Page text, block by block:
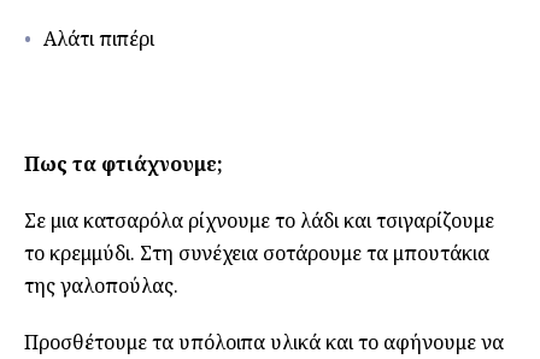
Αλάτι πιπέρι
Πως τα φτιάχνουμε;
Σε μια κατσαρόλα ρίχνουμε το λάδι και τσιγαρίζουμε
το κρεμμύδι. Στη συνέχεια σοτάρουμε τα μπουτάκια
της γαλοπούλας.
Προσθέτουμε τα υπόλοιπα υλικά και το αφήνουμε να